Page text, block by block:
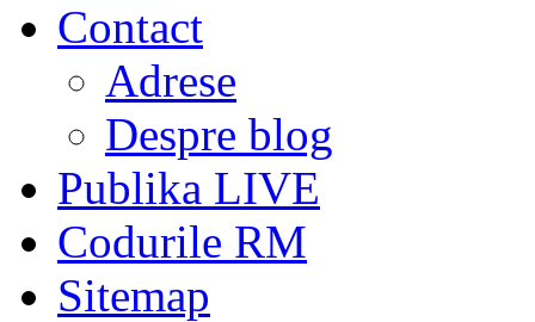
Contact
Adrese
Despre blog
Publika LIVE
Codurile RM
Sitemap